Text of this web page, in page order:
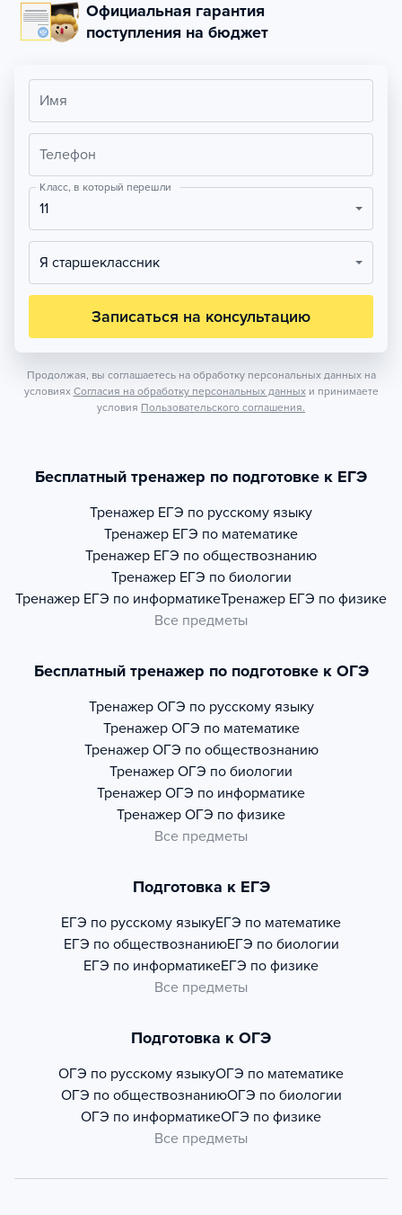
Официальная гарантия
поступления на бюджет
Имя
Телефон
Класс, в который перешли
11
Я старшеклассник
Записаться на консультацию
Продолжая, вы соглашаетесь на обработку персональных данных на
условиях Согласия на обработку персональных данных и принимаете
условия Пользовательского соглашения.
Бесплатный тренажер по подготовке к ЕГЭ
Тренажер ЕГЭ по русскому языку
Тренажер ЕГЭ по математике
Тренажер ЕГЭ по обществознанию
Тренажер ЕГЭ по биологии
Тренажер ЕГЭ по информатикеТренажер ЕГЭ по физике
Все предметы
Бесплатный тренажер по подготовке к ОГЭ
Тренажер ОГЭ по русскому языку
Тренажер ОГЭ по математике
Тренажер ОГЭ по обществознанию
Тренажер ОГЭ по биологии
Тренажер ОГЭ по информатике
Тренажер ОГЭ по физике
Все предметы
Подготовка к ЕГЭ
ЕГЭ по русскому языкуЕГЭ по математике
ЕГЭ по обществознаниюЕГЭ по биологии
ЕГЭ по информатикеЕГЭ по физике
Все предметы
Подготовка к ОГЭ
ОГЭ по русскому языкуОГЭ по математике
ОГЭ по обществознаниюОГЭ по биологии
ОГЭ по информатикеОГЭ по физике
Все предметы